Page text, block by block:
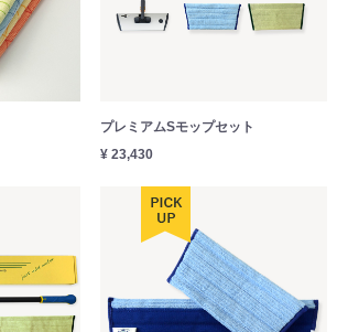
プレミアムSモップセット
¥ 23,430